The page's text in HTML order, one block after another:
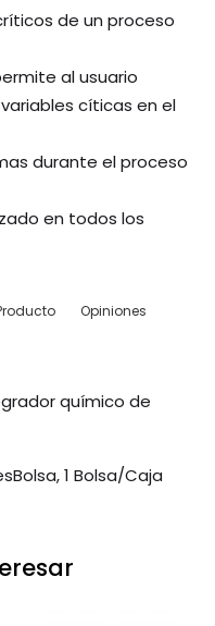
de un proceso
al usuario
cíticas en el
durante el proceso
en todos los
Opiniones
químico de
1 Bolsa/Caja